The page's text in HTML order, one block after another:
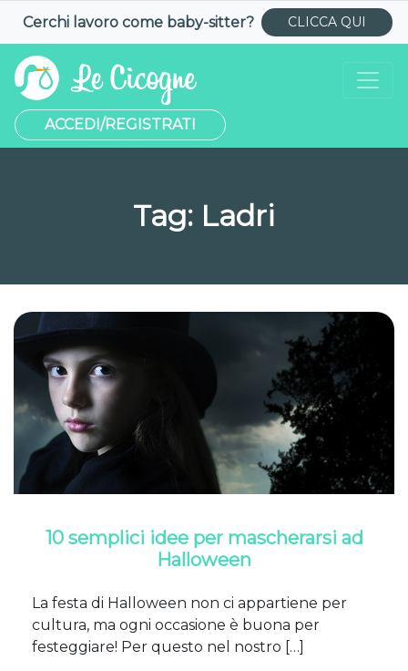
Cerchi lavoro come baby-sitter? CLICCA QUI
ACCEDI/REGISTRATI
Tag: Ladri
10 semplici idee per mascherarsi ad
Halloween
La festa di Halloween non ci appartiene per
cultura, ma ogni occasione è buona per
festeggiare! Per questo nel nostro […]